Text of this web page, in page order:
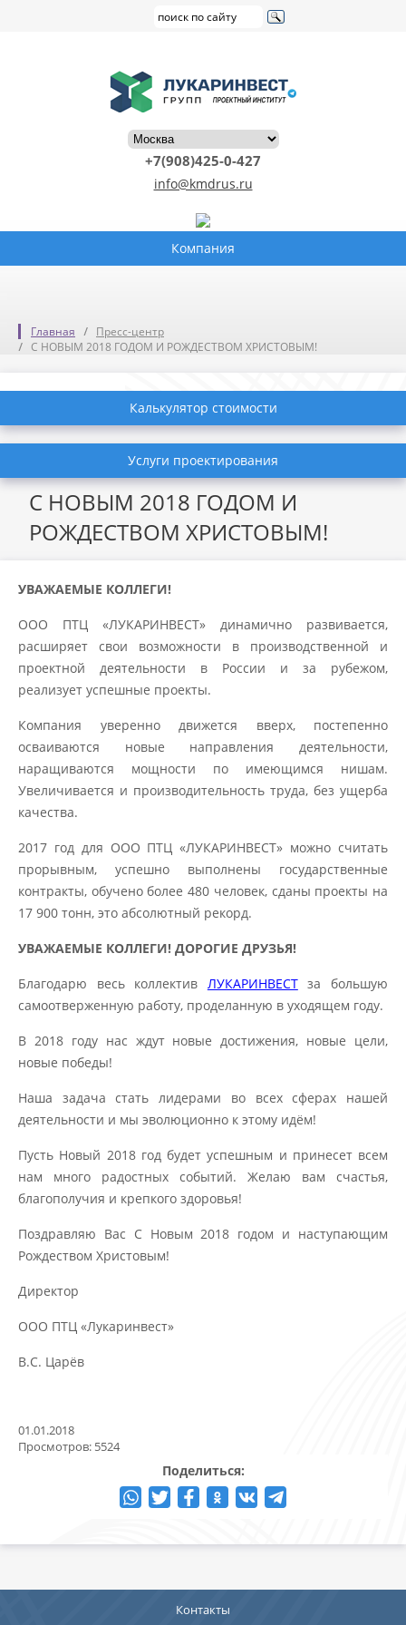
+7(908)425-0-427
info@kmdrus.ru
Компания
Главная
Пресс-центр
С НОВЫМ 2018 ГОДОМ И РОЖДЕСТВОМ ХРИСТОВЫМ!
Калькулятор стоимости
Услуги проектирования
С НОВЫМ 2018 ГОДОМ И
РОЖДЕСТВОМ ХРИСТОВЫМ!
УВАЖАЕМЫЕ КОЛЛЕГИ!
ООО ПТЦ «ЛУКАРИНВЕСТ» динамично развивается,
расширяет свои возможности в производственной и
проектной деятельности в России и за рубежом,
реализует успешные проекты.
Компания уверенно движется вверх, постепенно
осваиваются новые направления деятельности,
наращиваются мощности по имеющимся нишам.
Увеличивается и производительность труда, без ущерба
качества.
2017 год для ООО ПТЦ «ЛУКАРИНВЕСТ» можно считать
прорывным, успешно выполнены государственные
контракты, обучено более 480 человек, сданы проекты на
17 900 тонн, это абсолютный рекорд.
УВАЖАЕМЫЕ КОЛЛЕГИ! ДОРОГИЕ ДРУЗЬЯ!
Благодарю весь коллектив ЛУКАРИНВЕСТза большую
самоотверженную работу, проделанную в уходящем году.
В 2018 году нас ждут новые достижения, новые цели,
новые победы!
Наша задача стать лидерами во всех сферах нашей
деятельности и мы эволюционно к этому идём!
Пусть Новый 2018 год будет успешным и принесет всем
нам много радостных событий. Желаю вам счастья,
благополучия и крепкого здоровья!
Поздравляю Вас С Новым 2018 годом и наступающим
Рождеством Христовым!
Директор
ООО ПТЦ «Лукаринвест»
В.С. Царёв
01.01.2018
Просмотров: 5524
Поделиться:
Контакты